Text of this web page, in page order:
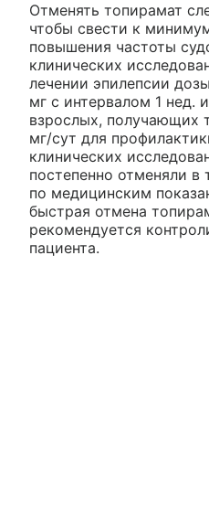
Отменять топирамат
чтобы свести к
повышения частоты
клинических
лечении эпилепсии
мг с интервалом 1 нед.
взрослых, получающих
мг/сут для
клинических
постепенно отменяли в
по медицинским
быстрая отмена
рекомендуется
пациента.